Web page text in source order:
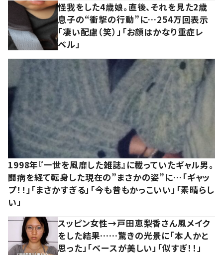
怪我をした4歳娘。直後、それを見た2歳
息子の“衝撃の行動”に…254万回表示
「凄い配慮（笑）」「お顔はかなり重症レ
ベル」
1998年『一世を風靡した雑誌』に載っていたギャル男。
闘病を経て転身した現在の”まさかの姿”に…「ギャッ
プ！！」「まさかすぎる」「今も昔もかっこいい」「素晴らし
い」
スッピン女性→戸田恵梨香さん風メイク
をした結果……驚きの光景に「本人かと
思った」「ベースが美しい」「似すぎ！！」